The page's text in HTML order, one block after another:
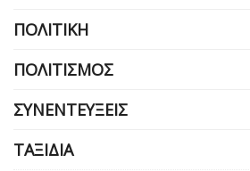
ΠΟΛΙΤΙΚΉ
ΠΟΛΙΤΙΣΜΌΣ
ΣΥΝΕΝΤΕΎΞΕΙΣ
ΤΑΞΊΔΙΑ